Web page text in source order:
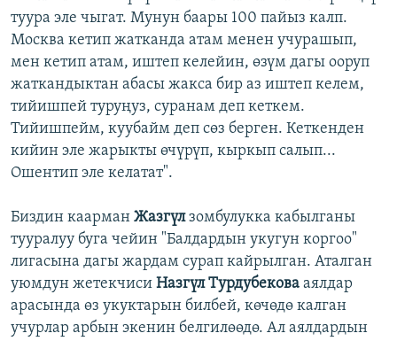
туура эле чыгат. Мунун баары 100 пайыз калп.
Москва кетип жатканда атам менен учурашып,
мен кетип атам, иштеп келейин, өзүм дагы ооруп
жаткандыктан абасы жакса бир аз иштеп келем,
тийишпей туруңуз, суранам деп кеткем.
Тийишпейм, куубайм деп сөз берген. Кеткенден
кийин эле жарыкты өчүрүп, кыркып салып...
Ошентип эле келатат".
Биздин каарман Жазгүлзомбулукка кабылганы
тууралуу буга чейин "Балдардын укугун коргоо"
лигасына дагы жардам сурап кайрылган. Аталган
уюмдун жетекчиси Назгүл Турдубекова аялдар
арасында өз укуктарын билбей, көчөдө калган
учурлар арбын экенин белгилөөдө. Ал аялдардын